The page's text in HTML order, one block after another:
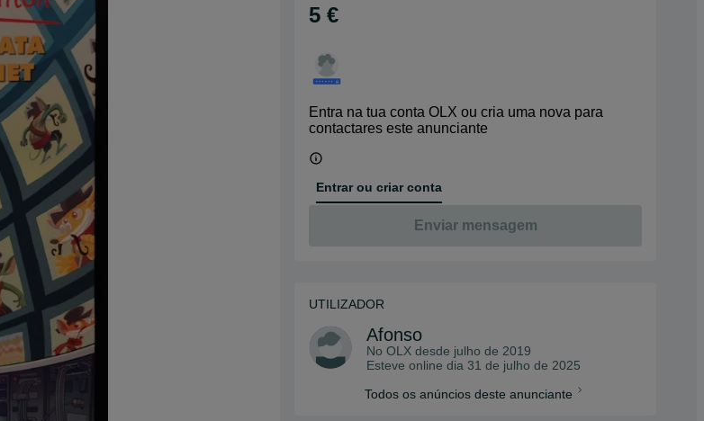
5 €
Entra na tua conta OLX ou cria uma nova para
contactares este anunciante
Entrar ou criar conta
Enviar mensagem
UTILIZADOR
Afonso
No OLX desde julho de 2019
Esteve online dia 31 de julho de 2025
Todos os anúncios deste anunciante